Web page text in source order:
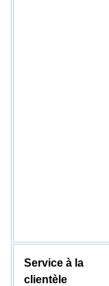
Service à la
clientèle